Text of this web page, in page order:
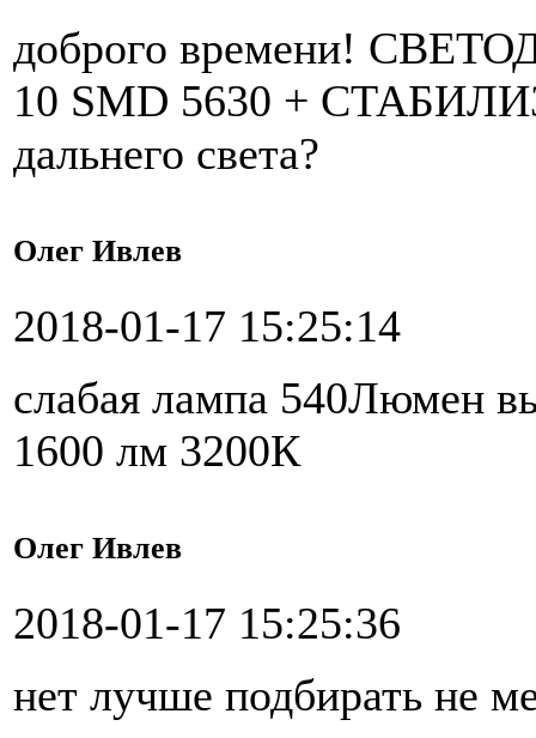
доброго времени!
10 SMD 5630 +
дальнего света?
Олег Ивлев
2018-01-17 15:25:14
слабая лампа 540Люмен
1600 лм 3200К
Олег Ивлев
2018-01-17 15:25:36
нет лучше подбирать не